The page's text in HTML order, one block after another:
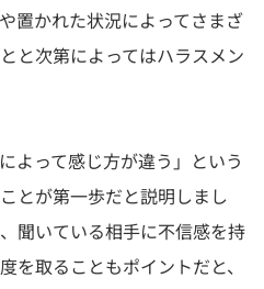
置かれた状況によってさまざ
と次第によってはハラスメン
よって感じ方が違う」という
とが第一歩だと説明しまし
聞いている相手に不信感を持
を取ることもポイントだと、